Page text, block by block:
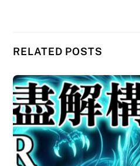
RELATED POSTS